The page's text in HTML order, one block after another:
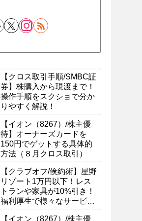
【クロス取引手順/SMBC証
券】株購入から現渡まで！
操作手順をスクショで分か
りやすく解説！
【イオン（8267）/株主優
待】オーナーズカードを
150円でゲットする具体的
方法（８月クロス取引）
【クラブオフ/倹約術】星野
リゾート1万円以下！レス
トランや家具が10%引き！
福利厚生で様々なサービス
【イオン（8267）/株主優